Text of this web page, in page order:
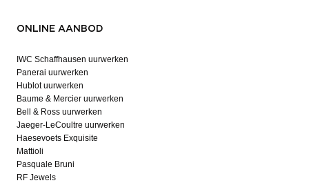
ONLINE AANBOD
IWC Schaffhausen uurwerken
Panerai uurwerken
Hublot uurwerken
Baume & Mercier uurwerken
Bell & Ross uurwerken
Jaeger-LeCoultre uurwerken
Haesevoets Exquisite
Mattioli
Pasquale Bruni
RF Jewels